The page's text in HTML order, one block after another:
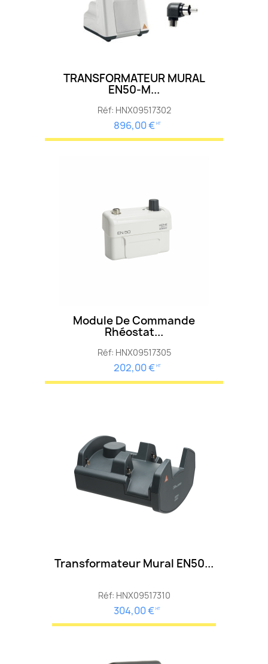
TRANSFORMATEUR MURAL
EN50-M...
Réf: HNX09517302
896,00 € HT
Module De Commande
Rhéostat...
Réf: HNX09517305
202,00 € HT
Transformateur Mural EN50...
Réf: HNX09517310
304,00 € HT